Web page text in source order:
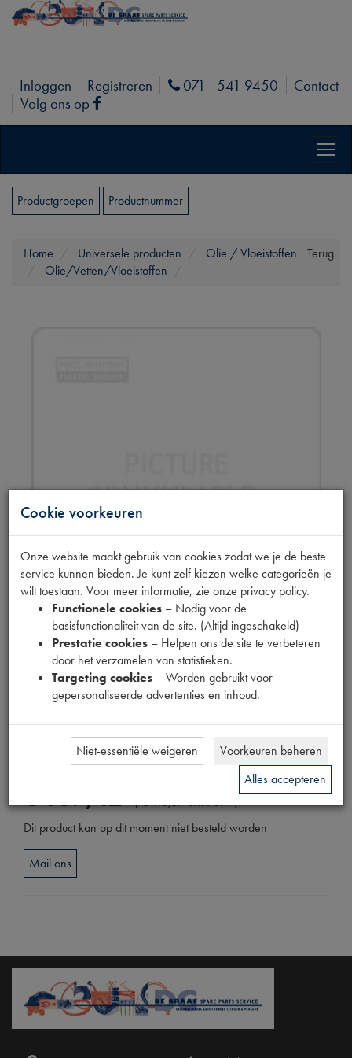
Inloggen Registreren Phone
071 - 541 9450
Contact
Volg ons op
Facebook
Productgroepen Productnummer
Terug
Home Universele producten
Olie / Vloeistoffen
Olie/Vetten/Vloeistoffen
-
MOTOROLIE 20W50
HIGH ZINC 20L
Productnummer
€137,42 (€113,57excl. btw)
Dit product kan op dit moment niet besteld worden
Mail ons
Cookie voorkeuren
Onze website maakt gebruik van cookies zodat we je de beste
service kunnen bieden. Je kunt zelf kiezen welke categorieën je
wilt toestaan. Voor meer informatie, zie onze privacy policy.
Functionele cookies – Nodig voor de
basisfunctionaliteit van de site. (Altijd ingeschakeld)
Prestatie cookies – Helpen ons de site te verbeteren
door het verzamelen van statistieken.
Targeting cookies – Worden gebruikt voor
gepersonaliseerde advertenties en inhoud.
Niet-essentiële weigeren
Voorkeuren beheren
Alles accepteren